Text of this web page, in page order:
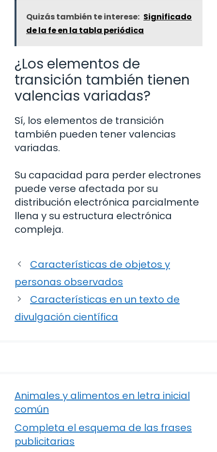
Quizás también te interese: Significado
de la fe en la tabla periódica
¿Los elementos de
transición también tienen
valencias variadas?
Sí, los elementos de transición
también pueden tener valencias
variadas.
Su capacidad para perder electrones
puede verse afectada por su
distribución electrónica parcialmente
llena y su estructura electrónica
compleja.
Características de objetos y
personas observados
Características en un texto de
divulgación científica
Animales y alimentos en letra inicial
común
Completa el esquema de las frases
publicitarias